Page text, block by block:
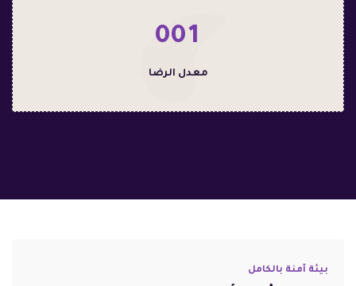
1
0
0
معدل الرضا
بيئة آمنة بالكامل